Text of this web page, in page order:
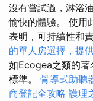
沒有嘗試過，淋浴
愉快的體驗。 使用
表明，可持續性和
的單人房選擇，提
如Ecogea之類的著
標準。 骨導式助聽
商登記全攻略 護理